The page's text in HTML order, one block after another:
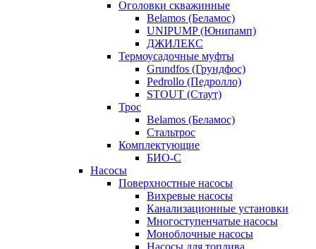
Оголовки скважинные
Belamos (Беламос)
UNIPUMP (Юнипамп)
ДЖИЛЕКС
Термоусадочные муфты
Grundfos (Грундфос)
Pedrollo (Педролло)
STOUT (Стаут)
Трос
Belamos (Беламос)
Стальтрос
Комплектующие
БИО-С
Насосы
Поверхностные насосы
Вихревые насосы
Канализационные установки
Многоступенчатые насосы
Моноблочные насосы
Насосы для топлива